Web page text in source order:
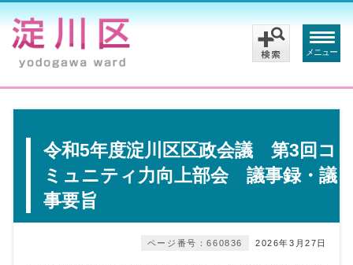
メニュー
令和5年度淀川区区政会議 第3回コ
ミュニティ力向上部会 議事録・議
事要旨
2026年3月27日
ページ番号：660836